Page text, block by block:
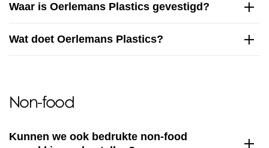
Waar is Oerlemans Plastics gevestigd?
Wat doet Oerlemans Plastics?
Non-food
Kunnen we ook bedrukte non-food